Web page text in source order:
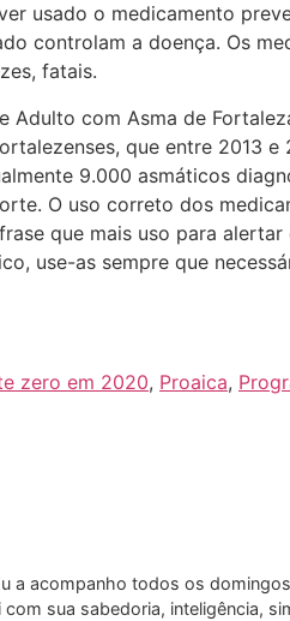
usado o medicamento
controlam a doença. Os
fatais.
Adulto com Asma de
que entre 2013
9.000 asmáticos
O uso correto dos
que mais uso para
use-as sempre que
zero em 2020, Proaica,
a acompanho todos os
sua sabedoria, inteligência,